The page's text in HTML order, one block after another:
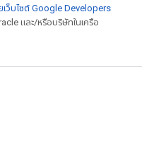
เว็บไซต์ Google Developers
และ/หรือบริษัทในเครือ